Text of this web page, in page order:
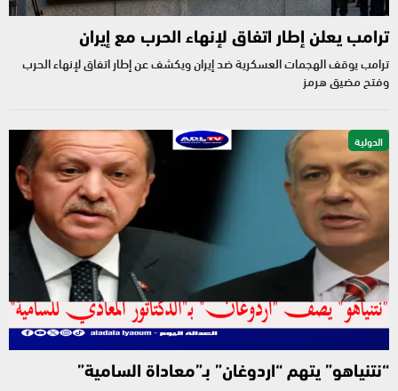
ترامب يعلن إطار اتفاق لإنهاء الحرب مع إيران
ترامب يوقف الهجمات العسكرية ضد إيران ويكشف عن إطار اتفاق لإنهاء الحرب
وفتح مضيق هرمز
الدولية
“نتنياهو” يتهم “اردوغان” بـ”معاداة السامية”